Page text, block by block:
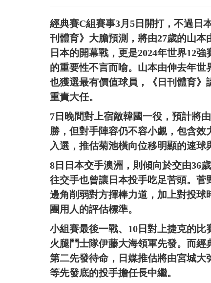
經典賽C組賽事3月5日開打，不過日
刊體育》大膽預測，將由27歲的山
日本的開幕戰，更是2024年世界12
的重要性不言而喻。山本由伸去年世
也獲選最有價值球員，《日刊體育
重責大任。
7日晚間對上宿敵韓國一役，預計將
勝，但對手陣容仍不容小覷，包含
入選，推估菊池橫向位移明顯的速球
8日日本交手澳洲，則傾向於交由36
往交手也曾讓日本投手吃足苦頭。
邊角削弱對方揮棒力道，加上對投
團用人的評估標準。
小組賽最後一戰、10日對上捷克的
火腿鬥士隊伊藤大海領軍先發。而
第二先發待命，日媒推估將由宮城
等先發底的投手擔任長中繼。